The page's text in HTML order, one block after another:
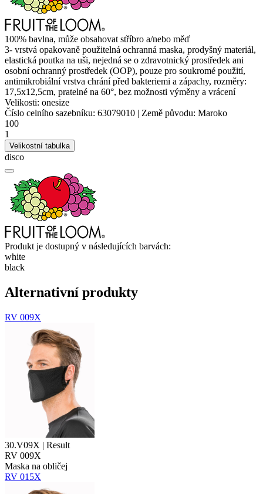
100% bavlna, může obsahovat stříbro a/nebo měď
3- vrstvá opakovaně použitelná ochranná maska, prodyšný materiál,
elastická poutka na uši, nejedná se o zdravotnický prostředek ani
osobní ochranný prostředek (OOP), pouze pro soukromé použití,
antimikrobiální vrstva chrání před bakteriemi a zápachy, rozměry:
17,5x12,5cm, pratelné na 60°, bez možnosti výměny a vrácení
Velikosti: onesize
Číslo celního sazebníku: 63079010 | Země původu: Maroko
100
1
Velikostní tabulka
disco
Produkt je dostupný v následujících barvách:
white
black
Alternativní produkty
RV 009X
30.V09X | Result
RV 009X
Maska na obličej
RV 015X